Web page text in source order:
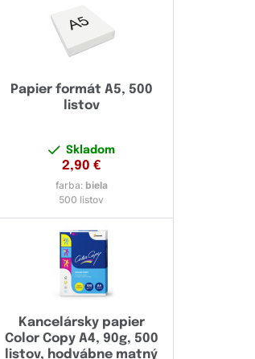
Papier formát A5, 500
listov
Skladom
2,90 €
farba: biela
500 listov
Kancelársky papier
Color Copy A4, 90g, 500
listov, hodvábne matný